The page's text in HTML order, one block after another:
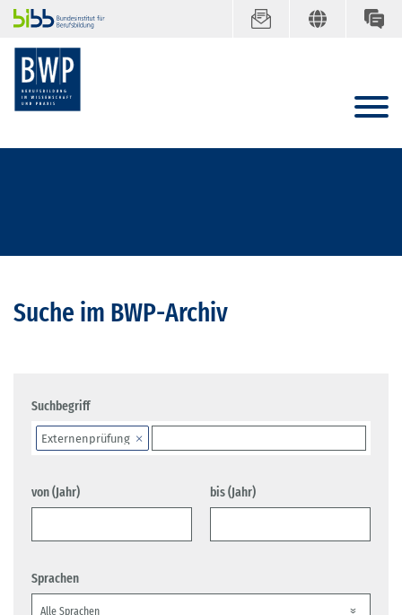
Suche im BWP-Archiv
Suchbegriff
Externenprüfung
von (Jahr) bis (Jahr)
Sprachen